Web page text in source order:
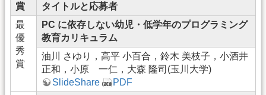
賞
タイトルと応募者
最
優
秀
賞
PC に依存しない幼児・低学年のプログラミング
教育カリキュラム
油川 さゆり，高平 小百合，鈴木 美枝子，小酒井
正和，小原 一仁，大森 隆司(玉川大学)
SlideShare
PDF